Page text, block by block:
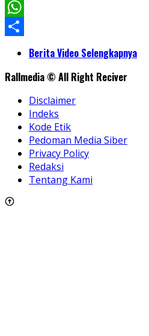
Facebook
WhatsApp
ShareBerita Video Selengkapnya
Rallmedia © All Right Reciver
Disclaimer
Indeks
Kode Etik
Pedoman Media Siber
Privacy Policy
Redaksi
Tentang Kami